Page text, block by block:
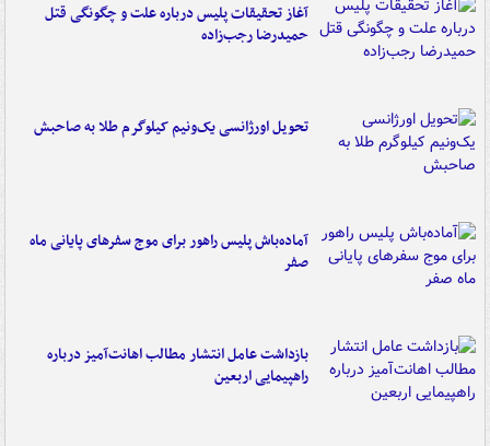
آغاز تحقیقات پلیس درباره علت و چگونگی قتل
حمیدرضا رجب‌زاده
تحویل اورژانسی یک‌ونیم کیلوگرم طلا به صاحبش
آماده‌باش پلیس راهور برای موج سفرهای پایانی ماه
صفر
بازداشت عامل انتشار مطالب اهانت‌آمیز درباره
راهپیمایی اربعین